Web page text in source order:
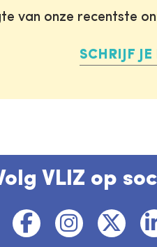
van onze recentste
SCHRIJF JE
VLIZ op